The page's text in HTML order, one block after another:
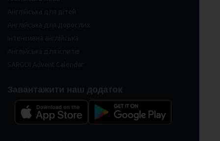
Завантажити наш додаток